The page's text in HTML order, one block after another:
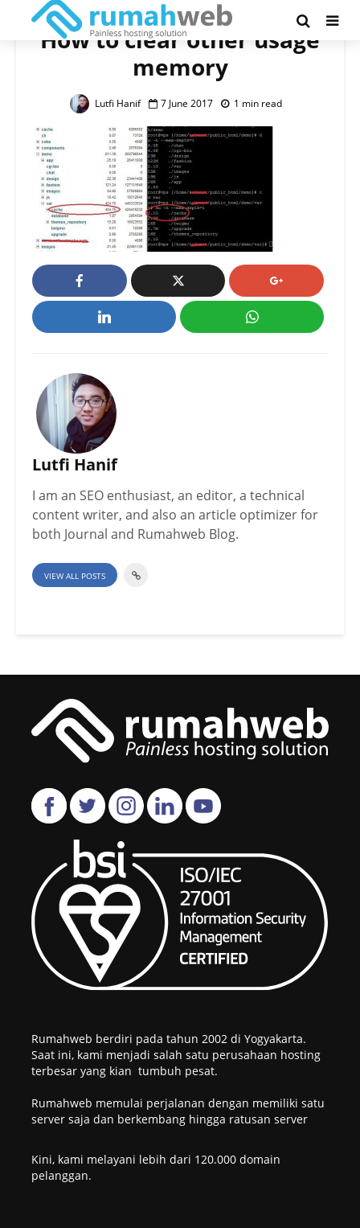
How to clear other usage
memory
Lutfi Hanif 7 June 2017 1 min read
Lutfi Hanif
I am an SEO enthusiast, an editor, a technical
content writer, and also an article optimizer for
both Journal and Rumahweb Blog.
VIEW ALL POSTS
Rumahweb berdiri pada tahun 2002 di Yogyakarta.
Saat ini, kami menjadi salah satu perusahaan hosting
terbesar yang kian tumbuh pesat.
Rumahweb memulai perjalanan dengan memiliki satu
server saja dan berkembang hingga ratusan server
Kini, kami melayani lebih dari 120.000 domain
pelanggan.